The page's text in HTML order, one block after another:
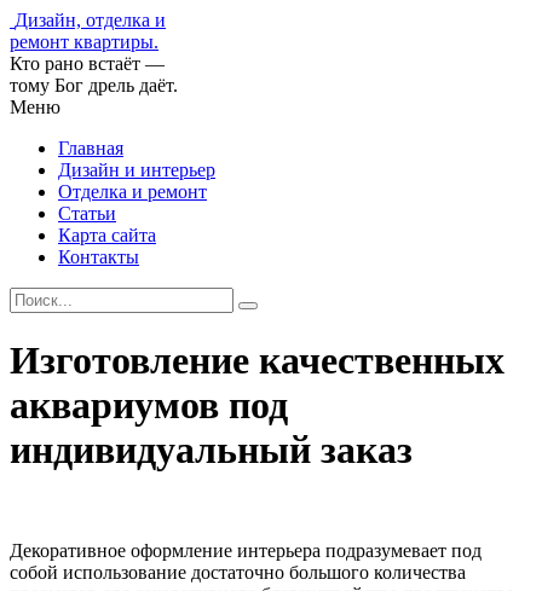
Дизайн, отделка и
ремонт квартиры.
Кто рано встаёт —
тому Бог дрель даёт.
Меню
Главная
Дизайн и интерьер
Отделка и ремонт
Статьи
Карта сайта
Контакты
Изготовление качественных
аквариумов под
индивидуальный заказ
Декоративное оформление интерьера подразумевает под
собой использование достаточно большого количества